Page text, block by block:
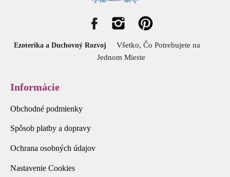
Ezoterika a Duchovný Rozvoj
Všetko, Čo Potrebujete na
Jednom Mieste
Informácie
Obchodné podmienky
Spôsob platby a dopravy
Ochrana osobných údajov
Nastavenie Cookies